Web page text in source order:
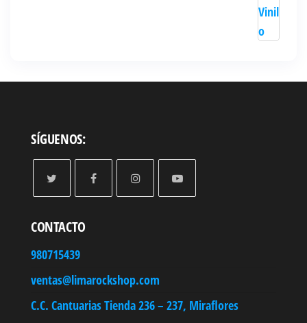
SÍGUENOS:
CONTACTO
980715439
ventas@limarockshop.com
C.C. Cantuarias Tienda 236 – 237, Miraflores